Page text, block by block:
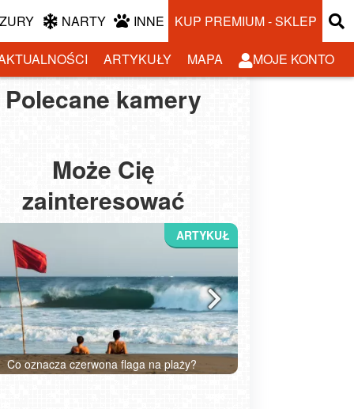
NARTY INNE KUP PREMIUM - SKLEP
ARTYKUŁY MAPA MOJE KONTO
Polecane kamery
- widok na
STEGNA - nowe ujęcie
na plażę NOWOŚĆ
- widok na
Krynica Morska ul.
Może Cię
zainteresować
atrakcje nad Bałtykiem: Gdzie wejdziesz
bez biletu?